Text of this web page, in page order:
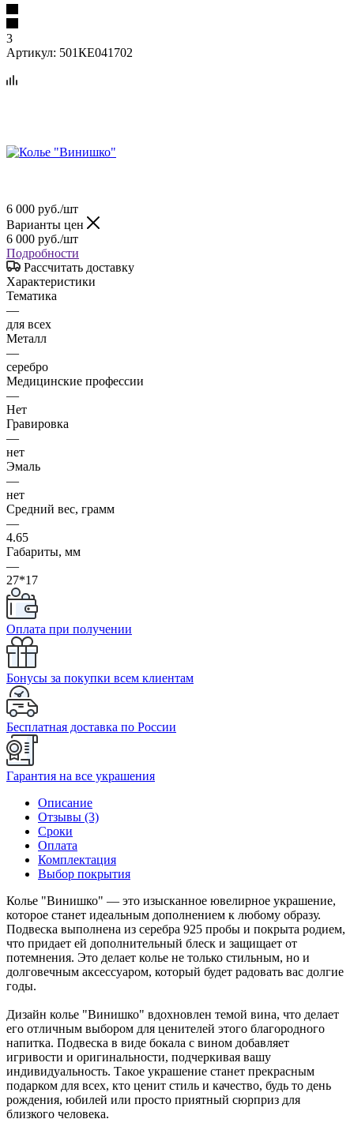
3
Артикул: 501КЕ041702
6 000 руб./шт
Варианты цен
6 000 руб./шт
Подробности
Рассчитать доставку
Характеристики
Тематика
—
для всех
Металл
—
серебро
Медицинские профессии
—
Нет
Гравировка
—
нет
Эмаль
—
нет
Средний вес, грамм
—
4.65
Габариты, мм
—
27*17
Оплата при получении
Бонусы за покупки всем клиентам
Бесплатная доставка по России
Гарантия на все украшения
Описание
Отзывы (3)
Сроки
Оплата
Комплектация
Выбор покрытия
Колье "Винишко" — это изысканное ювелирное украшение,
которое станет идеальным дополнением к любому образу.
Подвеска выполнена из серебра 925 пробы и покрыта родием,
что придает ей дополнительный блеск и защищает от
потемнения. Это делает колье не только стильным, но и
долговечным аксессуаром, который будет радовать вас долгие
годы.
Дизайн колье "Винишко" вдохновлен темой вина, что делает
его отличным выбором для ценителей этого благородного
напитка. Подвеска в виде бокала с вином добавляет
игривости и оригинальности, подчеркивая вашу
индивидуальность. Такое украшение станет прекрасным
подарком для всех, кто ценит стиль и качество, будь то день
рождения, юбилей или просто приятный сюрприз для
близкого человека.